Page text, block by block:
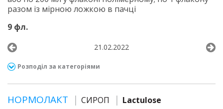
разом із мірною ложкою в пачці
9 фл.
21.02.2022
Розподіл за категоріями
НОРМОЛАКТ СИРОП
Lactulose